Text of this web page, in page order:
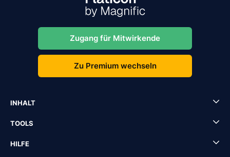
Zugang für Mitwirkende
Zu Premium wechseln
INHALT
TOOLS
HILFE